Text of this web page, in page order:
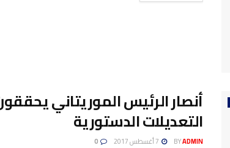
أنصار الرئيس الموريتاني
التعديلات الدستورية
BYADMIN